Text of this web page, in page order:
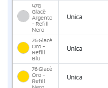
47G
Glacè
Argento
- Refill
Nero
Unica
76 Glacè
Oro -
Refill
Blu
Unica
76 Glacè
Oro -
Refill
Unica